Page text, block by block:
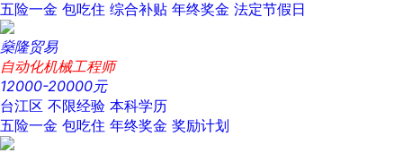
五险一金 包吃住 综合补贴 年终奖金 法定节假日
燊隆贸易
自动化机械工程师
12000-20000元
台江区 不限经验 本科学历
五险一金 包吃住 年终奖金 奖励计划